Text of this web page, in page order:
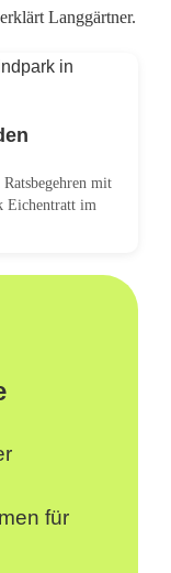
Langgärtner.
mit
Eichentratt im
für